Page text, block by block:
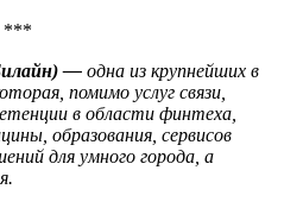
***
— одна из крупнейших в
помимо услуг связи,
в области финтеха,
образования, сервисов
для умного города, а